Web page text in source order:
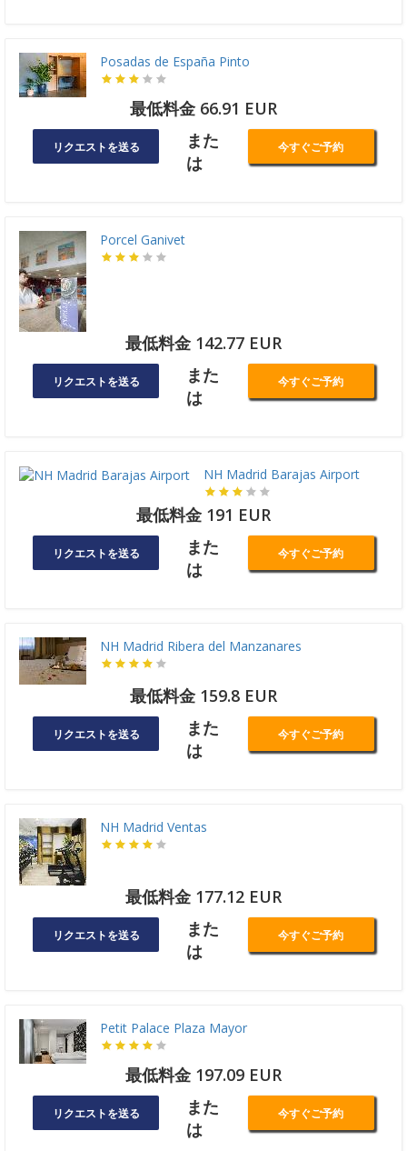
Posadas de España Pinto
最低料金 66.91 EUR
リクエストを送る
また
は
今すぐご予約
Porcel Ganivet
最低料金 142.77 EUR
リクエストを送る
また
は
今すぐご予約
NH Madrid Barajas Airport
最低料金 191 EUR
リクエストを送る
また
は
今すぐご予約
NH Madrid Ribera del Manzanares
最低料金 159.8 EUR
リクエストを送る
また
は
今すぐご予約
NH Madrid Ventas
最低料金 177.12 EUR
リクエストを送る
また
は
今すぐご予約
Petit Palace Plaza Mayor
最低料金 197.09 EUR
リクエストを送る
また
は
今すぐご予約